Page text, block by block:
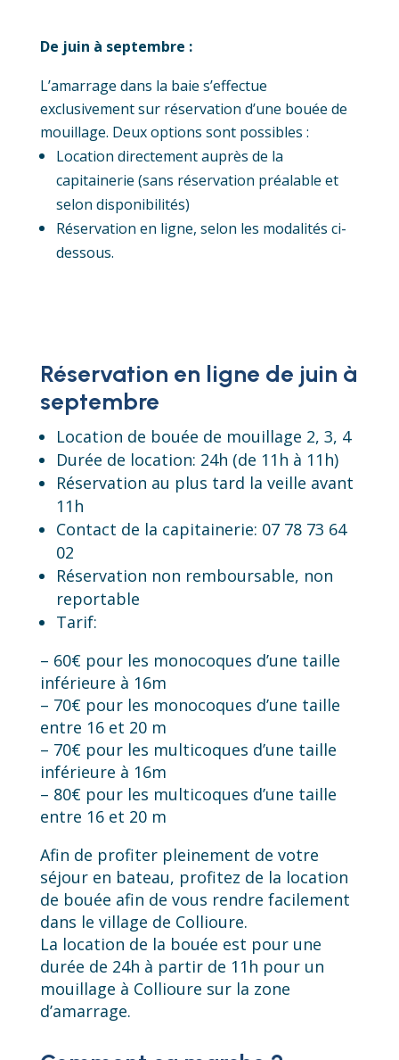
De juin à septembre :
L’amarrage dans la baie s’effectue
exclusivement sur réservation d’une bouée de
mouillage. Deux options sont possibles :
Location directement auprès de la
capitainerie (sans réservation préalable et
selon disponibilités)
Réservation en ligne, selon les modalités ci-
dessous.
Réservation en ligne de juin à
septembre
Location de bouée de mouillage 2, 3, 4
Durée de location: 24h (de 11h à 11h)
Réservation au plus tard la veille avant
11h
Contact de la capitainerie: 07 78 73 64
02
Réservation non remboursable, non
reportable
Tarif:
– 60€ pour les monocoques d’une taille
inférieure à 16m
– 70€ pour les monocoques d’une taille
entre 16 et 20 m
– 70€ pour les multicoques d’une taille
inférieure à 16m
– 80€ pour les multicoques d’une taille
entre 16 et 20 m
Afin de profiter pleinement de votre
séjour en bateau, profitez de la location
de bouée afin de vous rendre facilement
dans le village de Collioure.
La location de la bouée est pour une
durée de 24h à partir de 11h pour un
mouillage à Collioure sur la zone
d’amarrage.